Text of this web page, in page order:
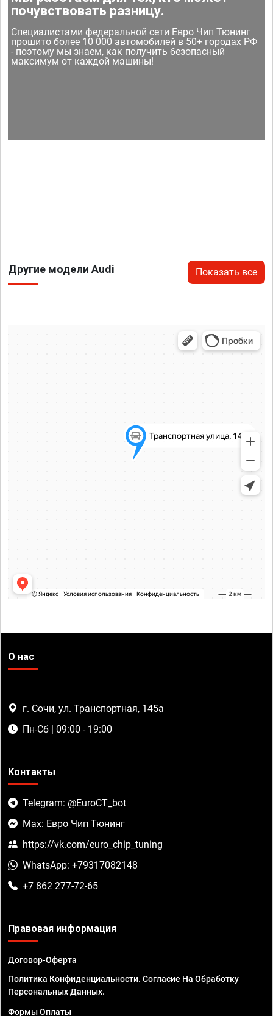
почувствовать разницу.
Специалистами федеральной сети Евро Чип Тюнинг
прошито более 10 000 автомобилей в 50+ городах РФ
- поэтому мы знаем, как получить безопасный
максимум от каждой машины!
Другие модели Audi Показать все
О нас
г. Сочи, ул. Транспортная, 145а
Пн-Сб | 09:00 - 19:00
Контакты
Telegram: @EuroCT_bot
Max: Евро Чип Тюнинг
https://vk.com/euro_chip_tuning
WhatsApp: +79317082148
+7 862 277-72-65
Правовая информация
Договор-Оферта
Политика Конфиденциальности. Согласие На Обработку
Персональных Данных.
Формы Оплаты